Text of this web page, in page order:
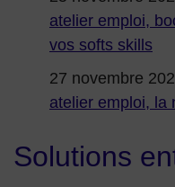
atelier emploi,
vos softs skills
27 novembre
atelier emploi, la
Solutions